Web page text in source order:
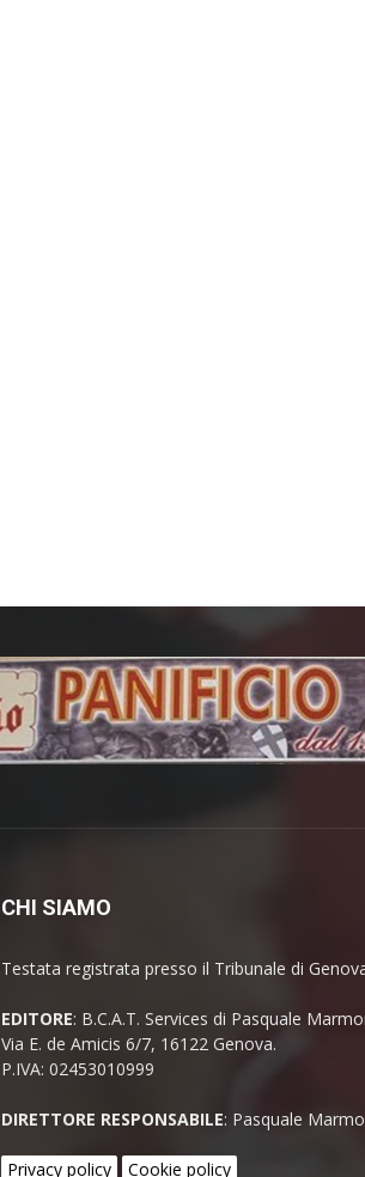
CHI SIAMO
Testata registrata presso il Tribunale di
EDITORE: B.C.A.T. Services di Pasquale
Via E. de Amicis 6/7, 16122 Genova.
P.IVA: 02453010999
DIRETTORE RESPONSABILE: Pasquale
Privacy policy Cookie policy